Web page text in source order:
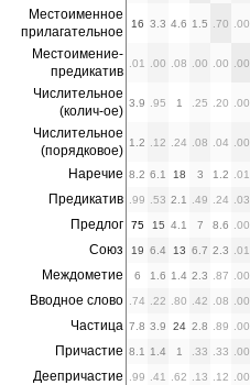
Местоименное
прилагательное
16 3.3 4.6 1.5 .70 .00
Местоимение-
предикатив
.01 .00 .08 .00 .00 .00
Числительное
(колич-ое)
3.9 .95 1 .25 .20 .00
Числительное
(порядковое)
1.2 .12 .24 .08 .04 .00
Наречие 8.2 6.1 18 3 1.2 .01
Предикатив .99 .53 2.1 .49 .24 .03
Предлог 75 15 4.1 7 8.6 .00
Союз 19 6.4 13 6.7 2.3 .01
Междометие 6 1.6 1.4 2.3 .87 .00
Вводное слово .74 .22 .80 .42 .08 .00
Частица 7.8 3.9 24 2.8 .89 .00
Причастие 8.1 1.4 1 .33 .33 .00
Деепричастие .99 .41 .62 .13 .12 .00